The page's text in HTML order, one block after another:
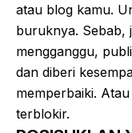
atau blog kamu.
buruknya. Sebab,
mengganggu,
dan diberi
memperbaiki.
terblokir.